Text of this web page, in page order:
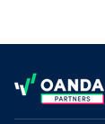
จัดการดังกล่าว
นอกจากนี้ ยังจ
ของเรา เพื่อใ